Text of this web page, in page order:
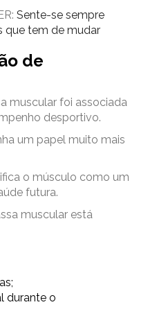
Sente-se sempre
que tem de mudar
de
muscular foi associada
desportivo.
um papel muito mais
o músculo como um
futura.
muscular está
durante o